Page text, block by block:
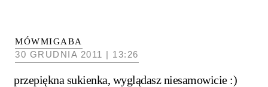
MÓWMIGABA
30 GRUDNIA 2011 | 13:26
przepiękna sukienka, wyglądasz niesamowicie :)